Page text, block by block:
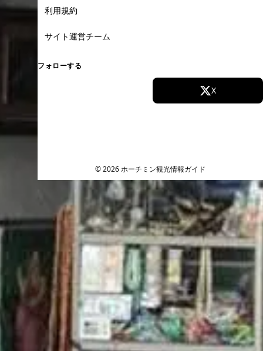
利用規約
サイト運営チーム
フォローする
X
© 2026 ホーチミン観光情報ガイド